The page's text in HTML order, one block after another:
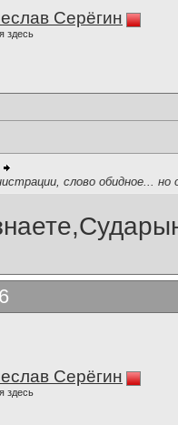
Серёгин
здесь
слово обидное...
Серёгин
здесь